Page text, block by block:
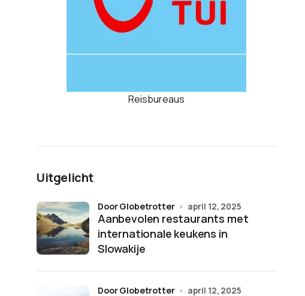
Reisbureaus
Uitgelicht
Aanbevolen restaurants met
internationale keukens in
Slowakije
door Globetrotter april 12, 2025
door Globetrotter april 12, 2025